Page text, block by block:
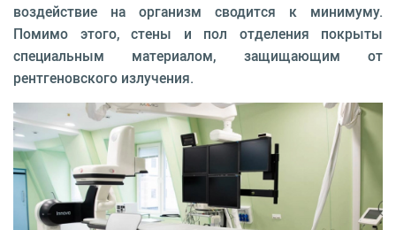
воздействие на организм сводится к минимуму.
Помимо этого, стены и пол отделения покрыты
специальным материалом, защищающим от
рентгеновского излучения.